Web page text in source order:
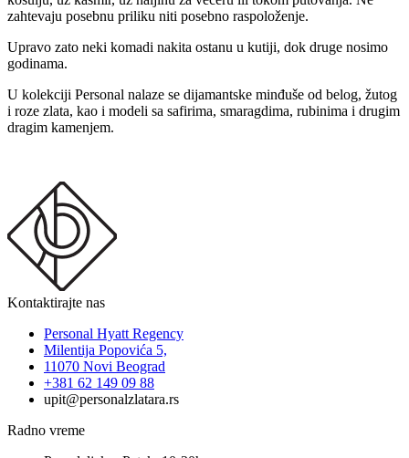
zahtevaju posebnu priliku niti posebno raspoloženje.
Upravo zato neki komadi nakita ostanu u kutiji, dok druge nosimo
godinama.
U kolekciji Personal nalaze se dijamantske minđuše od belog, žutog
i roze zlata, kao i modeli sa safirima, smaragdima, rubinima i drugim
dragim kamenjem.
Kontaktirajte nas
Personal Hyatt Regency
Milentija Popovića 5,
11070 Novi Beograd
+381 62 149 09 88
upit@personalzlatara.rs
Radno vreme